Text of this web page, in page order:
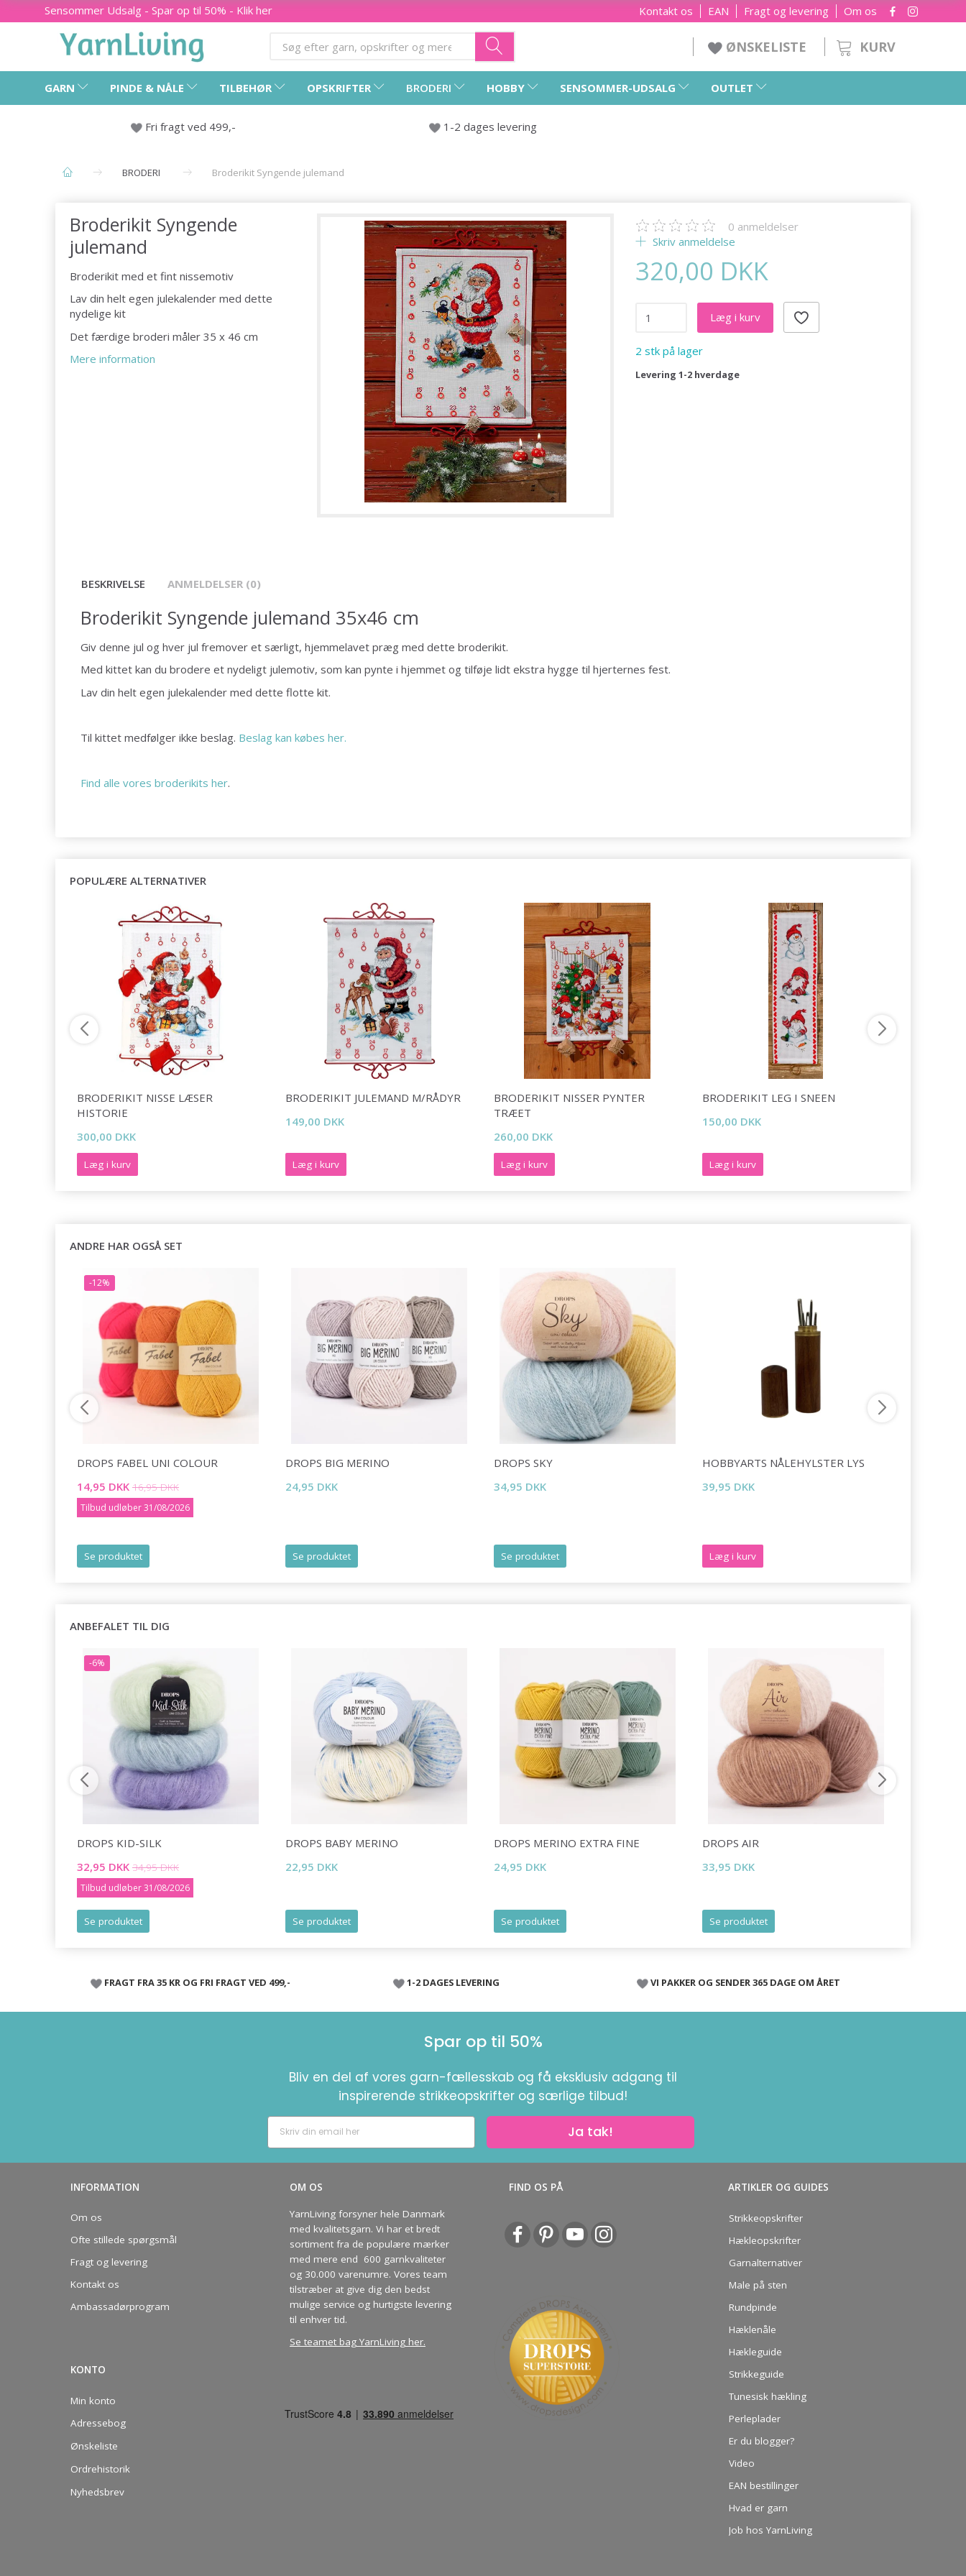
Sensommer Udsalg - Spar op til 50% - Klik her Om os
Fragt og levering
EAN
Kontakt os
KURV
ØNSKELISTE
GARN PINDE & NÅLE TILBEHØR OPSKRIFTER BRODERI HOBBY SENSOMMER-UDSALG OUTLET
Fri fragt ved 499,- 1-2 dages levering
BRODERI Broderikit Syngende julemand
Broderikit Syngende
julemand
Broderikit med et fint nissemotiv
Lav din helt egen julekalender med dette
nydelige kit
Det færdige broderi måler 35 x 46 cm
Mere information
0 anmeldelser
Skriv anmeldelse
320,00 DKK
Læg i kurv
2 stk på lager
Levering 1-2 hverdage
BESKRIVELSE ANMELDELSER (0)
Broderikit Syngende julemand 35x46 cm
Giv denne jul og hver jul fremover et særligt, hjemmelavet præg med dette broderikit.
Med kittet kan du brodere et nydeligt julemotiv, som kan pynte i hjemmet og tilføje lidt ekstra hygge til hjerternes fest.
Lav din helt egen julekalender med dette flotte kit.
Til kittet medfølger ikke beslag. Beslag kan købes her.
Find alle vores broderikits her.
POPULÆRE ALTERNATIVER
BRODERIKIT NISSE LÆSER
HISTORIE
300,00 DKK
Læg i kurv
BRODERIKIT JULEMAND M/RÅDYR
149,00 DKK
Læg i kurv
BRODERIKIT NISSER PYNTER
TRÆET
260,00 DKK
Læg i kurv
BRODERIKIT LEG I SNEEN
150,00 DKK
Læg i kurv
ANDRE HAR OGSÅ SET
-12%
DROPS FABEL UNI COLOUR
14,95 DKK 16,95 DKK
Tilbud udløber 31/08/2026
Se produktet
DROPS BIG MERINO
24,95 DKK
Se produktet
DROPS SKY
34,95 DKK
Se produktet
HOBBYARTS NÅLEHYLSTER LYS
39,95 DKK
Læg i kurv
ANBEFALET TIL DIG
-6%
DROPS KID-SILK
32,95 DKK 34,95 DKK
Tilbud udløber 31/08/2026
Se produktet
DROPS BABY MERINO
22,95 DKK
Se produktet
DROPS MERINO EXTRA FINE
24,95 DKK
Se produktet
DROPS AIR
33,95 DKK
Se produktet
FRAGT FRA 35 KR OG FRI FRAGT VED 499,- 1-2 DAGES LEVERING VI PAKKER OG SENDER 365 DAGE OM ÅRET
Spar op til 50%
Bliv en del af vores garn-fællesskab og få eksklusiv adgang til
inspirerende strikkeopskrifter og særlige tilbud!
Ja tak!
INFORMATION
Om os
Ofte stillede spørgsmål
Fragt og levering
Kontakt os
Ambassadørprogram
KONTO
Min konto
Adressebog
Ønskeliste
Ordrehistorik
Nyhedsbrev
OM OS
YarnLiving forsyner hele Danmark
med kvalitetsgarn. Vi har et bredt
sortiment fra de populære mærker
med mere end 600 garnkvaliteter
og 30.000 varenumre. Vores team
tilstræber at give dig den bedst
mulige service og hurtigste levering
til enhver tid.
Se teamet bag YarnLiving her.
FIND OS PÅ ARTIKLER OG GUIDES
Strikkeopskrifter
Hækleopskrifter
Garnalternativer
Male på sten
Rundpinde
Hæklenåle
Hækleguide
Strikkeguide
Tunesisk hækling
Perleplader
Er du blogger?
Video
EAN bestillinger
Hvad er garn
Job hos YarnLiving
Spar op til 50%
Bliv en del af vores garn-fællesskab
og få eksklusiv adgang til inspirerende
strikkeopskrifter og særlige tilbud!
Ja tak